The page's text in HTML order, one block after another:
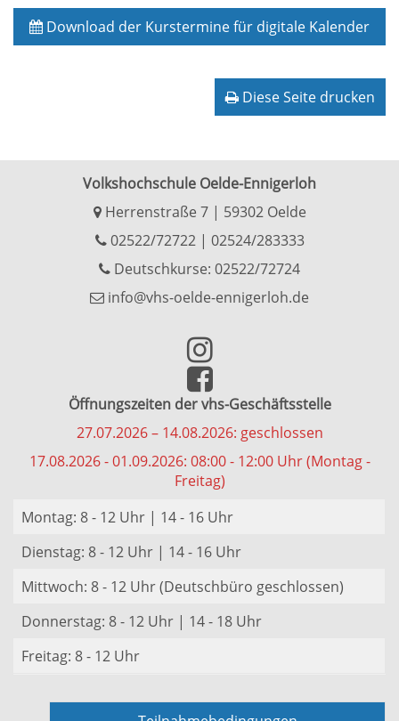
Download der Kurstermine für digitale Kalender
Diese Seite drucken
Volkshochschule Oelde-Ennigerloh
Herrenstraße 7 | 59302 Oelde
02522/72722| 02524/283333
Deutschkurse: 02522/72724
info@vhs-oelde-ennigerloh.de
Öffnungszeiten der vhs-Geschäftsstelle
27.07.2026 – 14.08.2026: geschlossen
17.08.2026 - 01.09.2026: 08:00 - 12:00 Uhr (Montag -
Freitag)
Montag: 8 - 12 Uhr | 14 - 16 Uhr
Dienstag: 8 - 12 Uhr | 14 - 16 Uhr
Mittwoch: 8 - 12 Uhr (Deutschbüro geschlossen)
Donnerstag: 8 - 12 Uhr | 14 - 18 Uhr
Freitag: 8 - 12 Uhr